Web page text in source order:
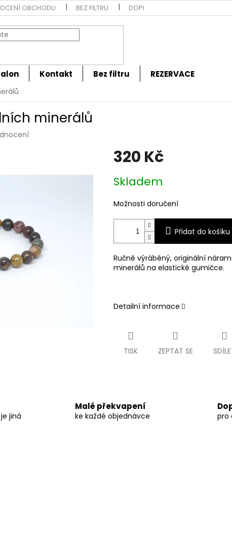
OBCHODU BEZ FILTRU DOPRAVA A PLATBA
Kontakt Bez filtru REZERVACE
minerálů
320 Kč
cena:
Skladem
Možnosti doručení
Přidat do košíku
Ručně výráběný, originální
minerálů na elastické gumičce.
Detailní informace
TISK ZEPTAT SE
jiná
Malé překvapení
ke každé objednávce pro